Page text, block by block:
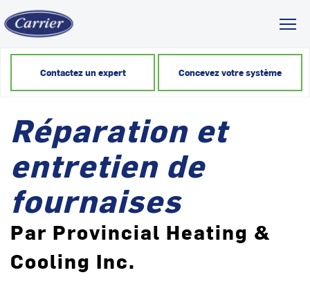
Contactez un expert Concevez votre système
Réparation et
entretien de
fournaises
Par Provincial Heating &
Cooling Inc.